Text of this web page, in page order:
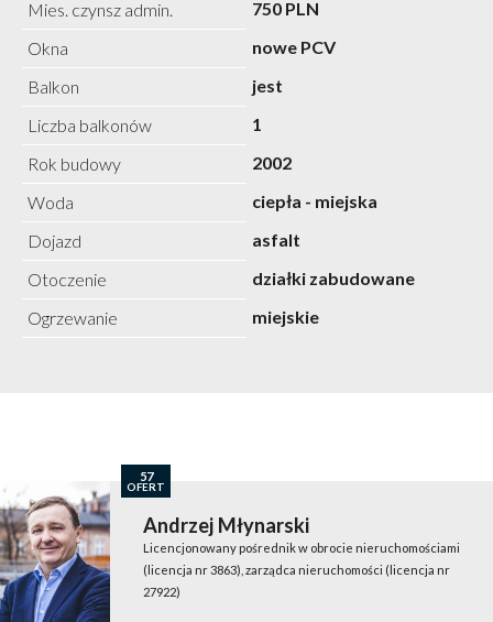
Mies. czynsz admin.
750 PLN
Okna
nowe PCV
Balkon
jest
Liczba balkonów
1
Rok budowy
2002
Woda
ciepła - miejska
Dojazd
asfalt
Otoczenie
działki zabudowane
Ogrzewanie
miejskie
Andrzej Młynarski
Licencjonowany pośrednik w obrocie nieruchomościami
(licencja nr 3863), zarządca nieruchomości (licencja nr
27922)
57
OFERT